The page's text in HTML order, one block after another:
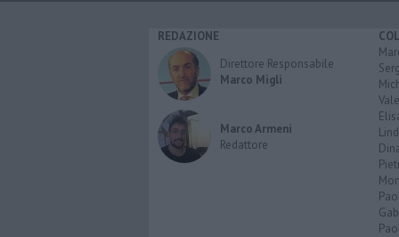
REDAZIONE
Direttore Responsabile
Marco Migli
Marco Armeni
Redattore